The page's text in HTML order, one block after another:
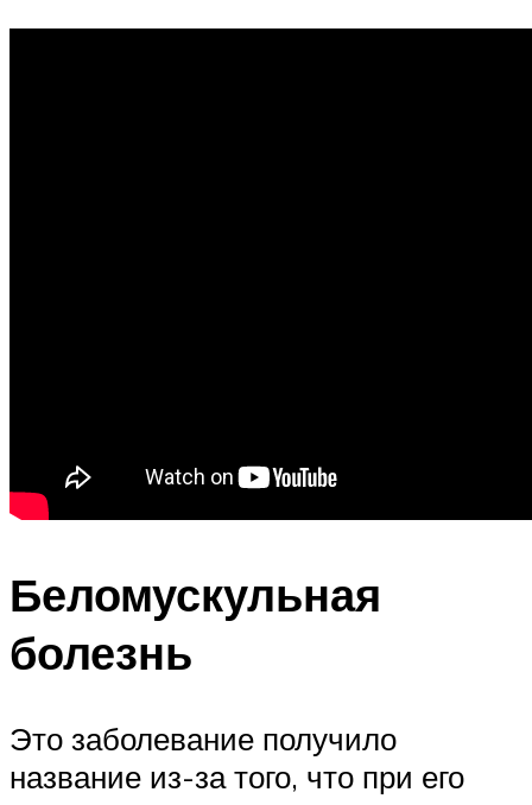
Беломускульная
болезнь
Это заболевание получило
название из-за того, что при его